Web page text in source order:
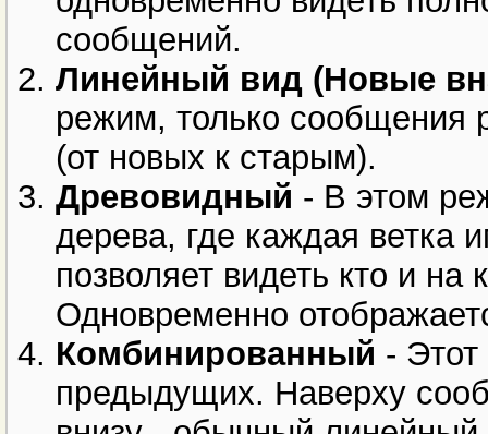
сообщений.
Линейный вид (Новые
режим, только сообщения
(от новых к старым).
Древовидный - В этом
дерева, где каждая ветка
позволяет видеть кто и
Одновременно
Комбинированный -
предыдущих. Наверху